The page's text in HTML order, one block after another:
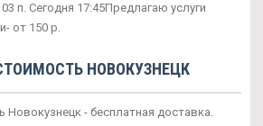
п. Сегодня 17:45Предлагаю услуги
от 150 р.
НОВОКУЗНЕЦК
Новокузнецк - бесплатная доставка.